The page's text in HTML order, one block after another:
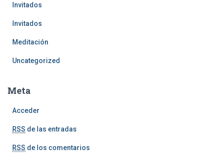
Invitados
Invitados
Meditación
Uncategorized
Meta
Acceder
RSS de las entradas
RSS de los comentarios